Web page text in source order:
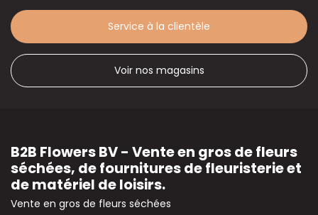
Service à la clientèle
Voir nos magasins
B2B Flowers BV - Vente en gros de fleurs
séchées, de fournitures de fleuristerie et
de matériel de loisirs.
Vente en gros de fleurs séchées